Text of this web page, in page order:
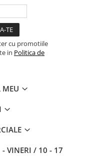
cu promotiile
in Politica de
- VINERI / 10 - 17